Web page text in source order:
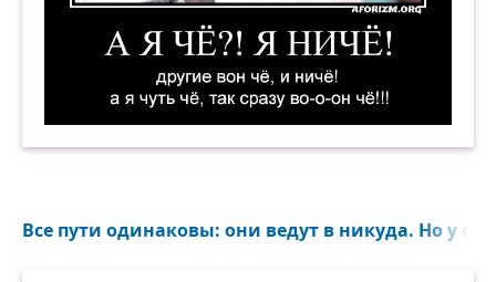
А я чё?! Я ничё! Другие вон чё, и ничё! А я
Все пути одинаковы: они ведут в никуда. Но у